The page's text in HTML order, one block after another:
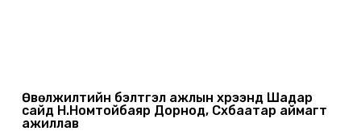
Өвөлжилтийн бэлтгэл ажлын хүрээнд Шадар
сайд Н.Номтойбаяр Дорнод, Сүхбаатар аймагт
ажиллав